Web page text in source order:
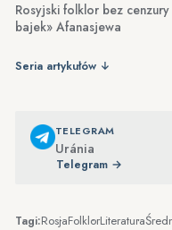
Rosyjski folklor bez
bajek» Afanasjewa
Seria artykułów ↓
TELEGRAM
Uránia
Telegram →
Tagi:RosjaFolklorLiteratura